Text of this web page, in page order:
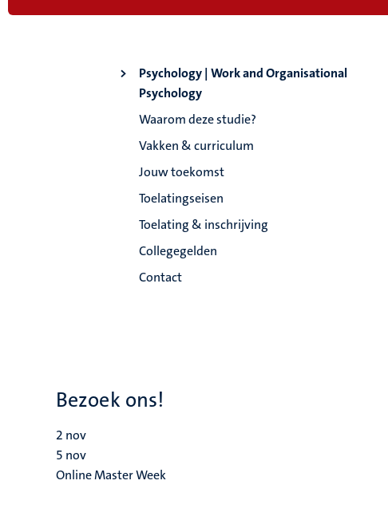
Psychology | Work and Organisational
Psychology
Waarom deze studie?
Vakken & curriculum
Jouw toekomst
Toelatingseisen
Toelating & inschrijving
Collegegelden
Contact
Bezoek ons!
2 nov
5 nov
Online Master Week